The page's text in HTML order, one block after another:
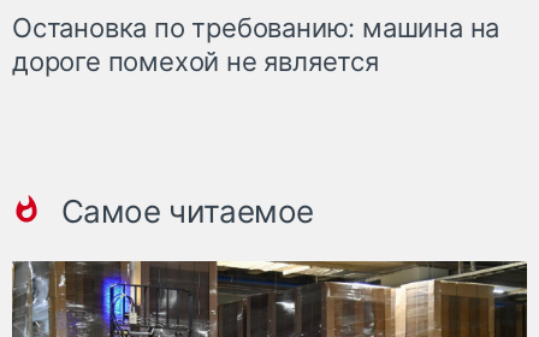
Остановка по требованию: машина на
дороге помехой не является
Самое читаемое